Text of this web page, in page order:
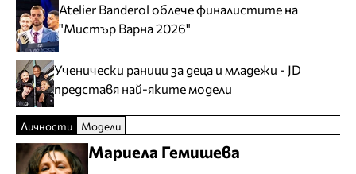
Atelier Banderol облече финалистите на
"Мистър Варна 2026"
Ученически раници за деца и младежи - JD
представя най-яките модели
Личности Модели
Мариела Гемишева